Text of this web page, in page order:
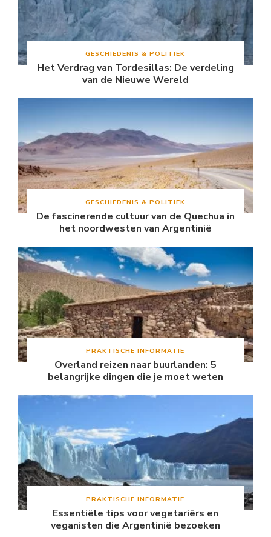
GESCHIEDENIS & POLITIEK
Het Verdrag van Tordesillas: De verdeling
van de Nieuwe Wereld
GESCHIEDENIS & POLITIEK
De fascinerende cultuur van de Quechua in
het noordwesten van Argentinië
PRAKTISCHE INFORMATIE
Overland reizen naar buurlanden: 5
belangrijke dingen die je moet weten
PRAKTISCHE INFORMATIE
Essentiële tips voor vegetariërs en
veganisten die Argentinië bezoeken